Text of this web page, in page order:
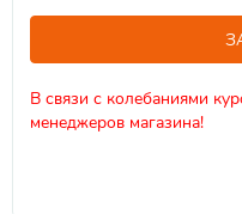
В связи с колебаниями
менеджеров магазина!